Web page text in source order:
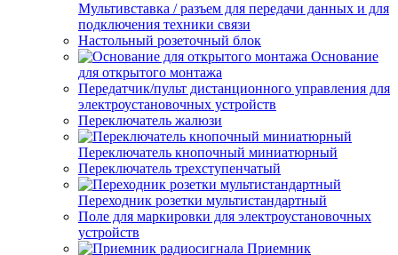
Мультивставка / разъем для передачи данных и для
подключения техники связи
Настольный розеточный блок
Основание
для открытого монтажа
Передатчик/пульт дистанционного управления для
электроустановочных устройств
Переключатель жалюзи
Переключатель кнопочный миниатюрный
Переключатель трехступенчатый
Переходник розетки мультистандартный
Поле для маркировки для электроустановочных
устройств
Приемник